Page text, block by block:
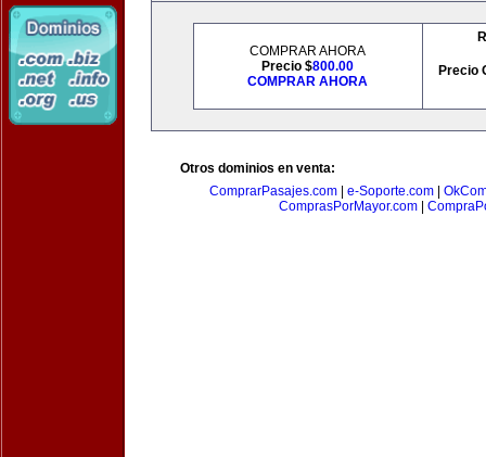
COMPRAR AHORA
Precio $800.00
COMPRAR AHORA
Precio
Otros dominios en venta:
ComprarPasajes.com
e-Soporte.com
ComprasPorMayor.com|